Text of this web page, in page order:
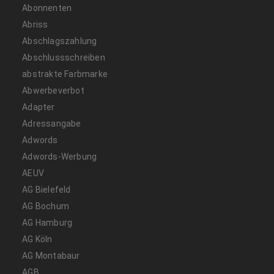
Abonnenten
Abriss
Abschlagszahlung
Abschlussschreiben
abstrakte Farbmarke
Abwerbeverbot
Adapter
Adressangabe
Adwords
Adwords-Werbung
AEUV
AG Bielefeld
AG Bochum
AG Hamburg
AG Köln
AG Montabaur
AGB